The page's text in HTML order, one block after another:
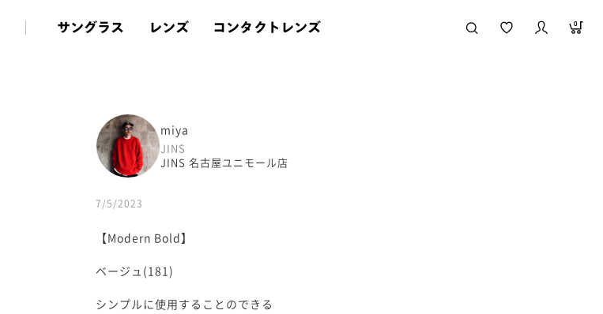
サングラス レンズ コンタクトレンズ 0
miya
JINS
JINS 名古屋ユニモール店
7/5/2023
【Modern Bold】
ベージュ(181)
シンプルに使用することのできる